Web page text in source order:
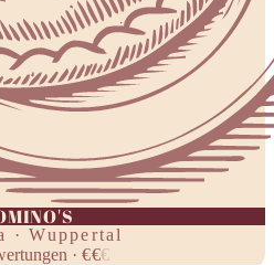
· Wuppertal
·€€€